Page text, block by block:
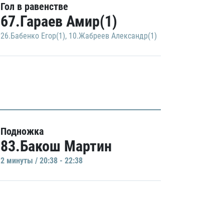
Гол в равенстве
67.Гараев Амир(1)
26.Бабенко Егор(1), 10.Жабреев Александр(1)
Подножка
83.Бакош Мартин
2 минуты / 20:38 - 22:38